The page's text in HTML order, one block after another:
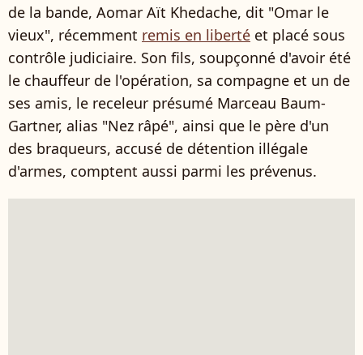
de la bande, Aomar Aït Khedache, dit "Omar le
vieux", récemment remis en liberté et placé sous
contrôle judiciaire. Son fils, soupçonné d'avoir été
le chauffeur de l'opération, sa compagne et un de
ses amis, le receleur présumé Marceau Baum-
Gartner, alias "Nez râpé", ainsi que le père d'un
des braqueurs, accusé de détention illégale
d'armes, comptent aussi parmi les prévenus.